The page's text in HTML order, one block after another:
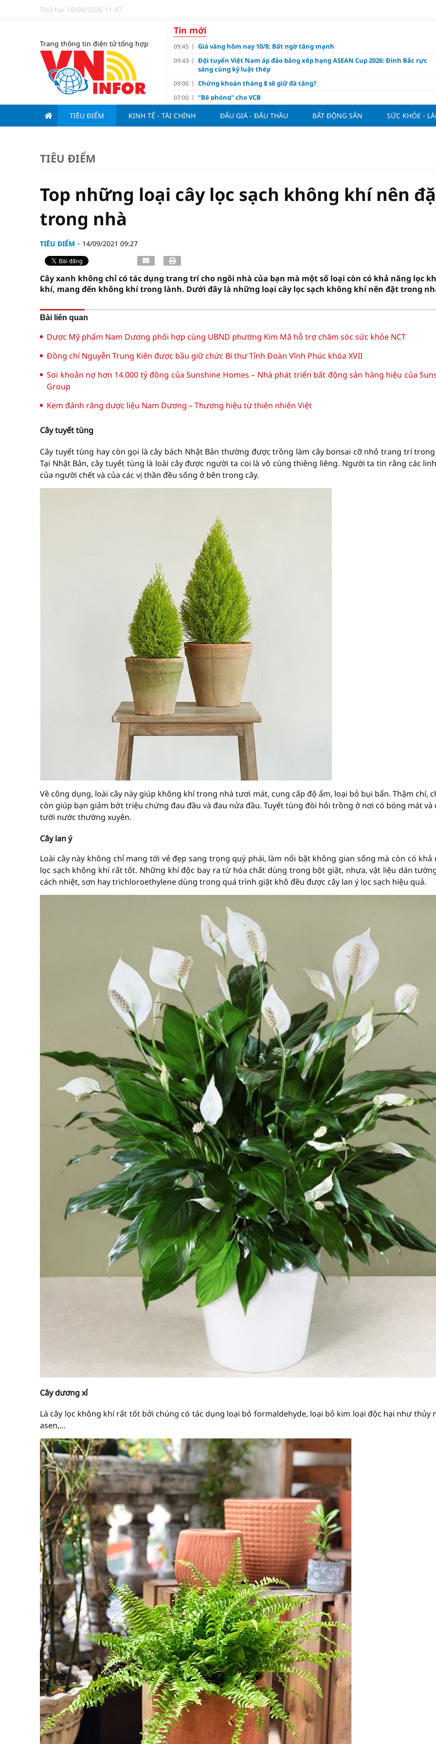
Thứ hai 10/08/2026 11:47
Trang thông tin điện tử tổng hợp
Tin mới
09:45 Giá vàng hôm nay 10/8: Bất ngờ tăng mạnh
09:43
Đội tuyển Việt Nam áp đảo bảng xếp hạng ASEAN Cup 2026: Đình Bắc rực
sáng cùng kỷ luật thép
09:00 Chứng khoán tháng 8 sẽ giữ đà tăng?
07:00 “Bệ phóng” cho VCB
18:10
Tử vi hôm nay, xem tử vi 12 con giáp hôm nay ngày 10/8/2026: Tuổi Dần cải
thiện thu nhập
13:00
Doanh nghiệp kiến nghị gì trong dự thảo Luật Kinh doanh bất động sản
12:22
Aston Villa chính thức đàm phán mua Joao Palhinha từ Bayern Munich
nhằm thế chỗ Tielemans
TIÊU ĐIỂM KINH TẾ - TÀI CHÍNH ĐẤU GIÁ - ĐẤU THẦU BẤT ĐỘNG SẢN SỨC KHỎE -
TIÊU ĐIỂM
Top những loại cây lọc sạch không khí nên
trong nhà
TIÊU ĐIỂM 14/09/2021 09:27
Cây xanh không chỉ có tác dụng trang trí cho ngôi nhà của bạn mà một số loại còn có khả năng lọc
khí, mang đến không khí trong lành. Dưới đây là những loại cây lọc sạch không khí nên đặt trong
Bài liên quan
Dược Mỹ phẩm Nam Dương phối hợp cùng UBND phường Kim Mã hỗ trợ chăm sóc sức khỏe NCT
Đồng chí Nguyễn Trung Kiên được bầu giữ chức Bí thư Tỉnh Đoàn Vĩnh Phúc khóa XVII
Soi khoản nợ hơn 14.000 tỷ đồng của Sunshine Homes – Nhà phát triển bất động sản hàng hiệu của
Group
Kem đánh răng dược liệu Nam Dương – Thương hiệu từ thiên nhiên Việt
Cây tuyết tùng
Cây tuyết tùng hay còn gọi là cây bách Nhật Bản thường được trồng làm cây bonsai cỡ nhỏ trang trí
Tại Nhật Bản, cây tuyết tùng là loài cây được người ta coi là vô cùng thiêng liêng. Người ta tin rằng các
của người chết và của các vị thần đều sống ở bên trong cây.
Về công dụng, loài cây này giúp không khí trong nhà tươi mát, cung cấp độ ẩm, loại bỏ bụi bẩn. Thậm chí,
còn giúp bạn giảm bớt triệu chứng đau đầu và đau nửa đầu. Tuyết tùng đòi hỏi trồng ở nơi có bóng mát và
tưới nước thường xuyên.
Cây lan ý
Loài cây này không chỉ mang tới vẻ đẹp sang trọng quý phái, làm nổi bật không gian sống mà còn có khả
lọc sạch không khí rất tốt. Những khí độc bay ra từ hóa chất dùng trong bột giặt, nhựa, vật liệu dán
cách nhiệt, sơn hay trichloroethylene dùng trong quá trình giặt khô đều được cây lan ý lọc sạch hiệu quả.
Cây dương xỉ
Là cây lọc không khí rất tốt bởi chúng có tác dụng loại bỏ formaldehyde, loại bỏ kim loại độc hại như thủy
asen,…